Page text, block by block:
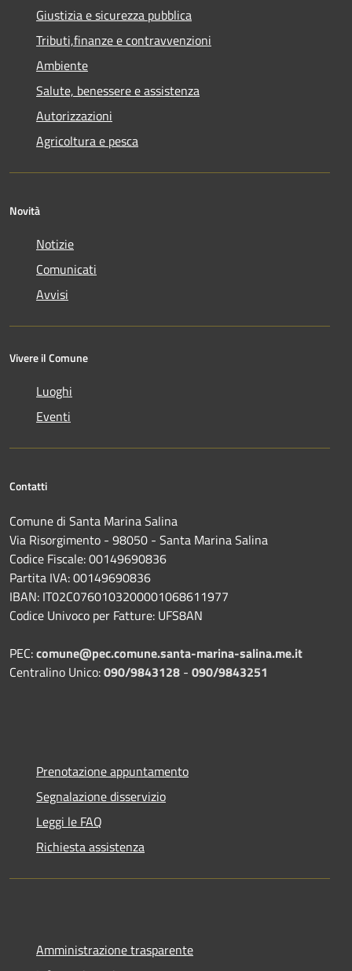
Giustizia e sicurezza pubblica
Tributi,finanze e contravvenzioni
Ambiente
Salute, benessere e assistenza
Autorizzazioni
Agricoltura e pesca
Novità
Notizie
Comunicati
Avvisi
Vivere il Comune
Luoghi
Eventi
Contatti
Comune di Santa Marina Salina
Via Risorgimento - 98050 - Santa Marina Salina
Codice Fiscale: 00149690836
Partita IVA: 00149690836
IBAN: IT02C0760103200001068611977
Codice Univoco per Fatture: UFS8AN
PEC:comune@pec.comune.santa-marina-salina.me.it
Centralino Unico:090/9843128 - 090/9843251
Prenotazione appuntamento
Segnalazione disservizio
Leggi le FAQ
Richiesta assistenza
Amministrazione trasparente